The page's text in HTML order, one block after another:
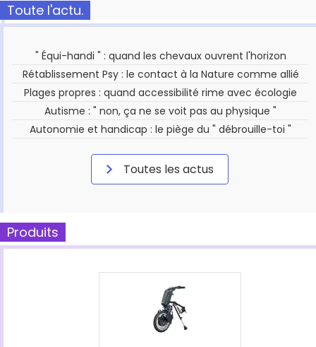
Toute l'actu.
" Équi-handi " : quand les chevaux ouvrent l'horizon
Rétablissement Psy : le contact à la Nature comme allié
Plages propres : quand accessibilité rime avec écologie
Autisme : " non, ça ne se voit pas au physique "
Autonomie et handicap : le piège du " débrouille-toi "
Toutes les actus
Produits